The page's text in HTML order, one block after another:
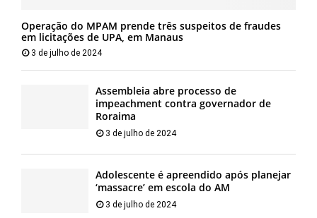
Operação do MPAM prende três suspeitos de fraudes
em licitações de UPA, em Manaus
3 de julho de 2024
Assembleia abre processo de
impeachment contra governador de
Roraima
3 de julho de 2024
Adolescente é apreendido após planejar
‘massacre’ em escola do AM
3 de julho de 2024